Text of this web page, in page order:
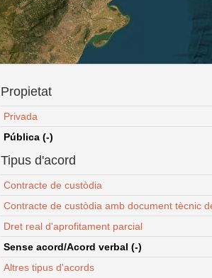
Propietat
Privada
Pública (-)
Tipus d'acord
Contracte de custòdia
Contracte de custòdia amb document tècnic
Dret real d'aprofitament parcial
Sense acord/Acord verbal (-)
Altres tipus d'acords